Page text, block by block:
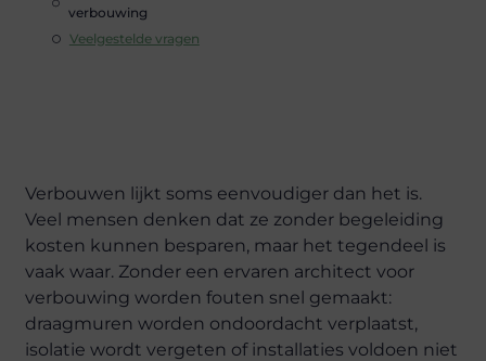
verbouwing
Veelgestelde vragen
Verbouwen lijkt soms eenvoudiger dan het is.
Veel mensen denken dat ze zonder begeleiding
kosten kunnen besparen, maar het tegendeel is
vaak waar. Zonder een ervaren architect voor
verbouwing worden fouten snel gemaakt:
draagmuren worden ondoordacht verplaatst,
isolatie wordt vergeten of installaties voldoen niet